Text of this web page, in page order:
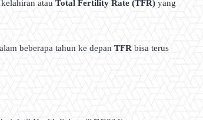
atau Total Fertility Rate (TFR) yang
beberapa tahun ke depan TFR bisa terus